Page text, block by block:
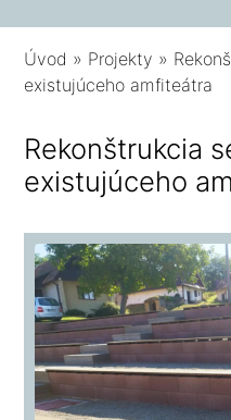
Úvod » Projekty »
existujúceho amfiteátra
Rekonštrukcia
existujúceho